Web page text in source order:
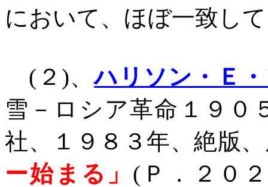
において、ほぼ一致し
( ２ )、ハリソン・Ｅ
雪－ロシア革命１９０
社、１９８３年、絶版
ー始まる」 ( Ｐ．２０